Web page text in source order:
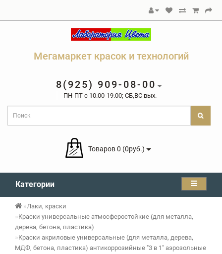
Мегамаркет красок и технологий
8(925) 909-08-00
ПН-ПТ c 10.00-19.00; СБ,ВС вых.
Товаров 0 (0руб.)
Категории
Лаки, краски
Краски универсальные атмосферостойкие (для металла,
дерева, бетона, пластика)
Краски акриловые универсальные (для металла, дерева,
МДФ, бетона, пластика) антикоррозийные "3 в 1" аэрозольные